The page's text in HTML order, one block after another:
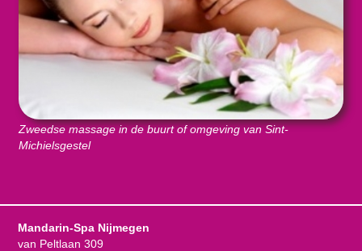
Zweedse massage in de buurt of omgeving van Sint-
Michielsgestel
Mandarin-Spa Nijmegen
van Peltlaan 309